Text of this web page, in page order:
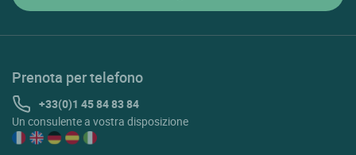
Prenota per telefono
+33(0)1 45 84 83 84
Un consulente a vostra disposizione